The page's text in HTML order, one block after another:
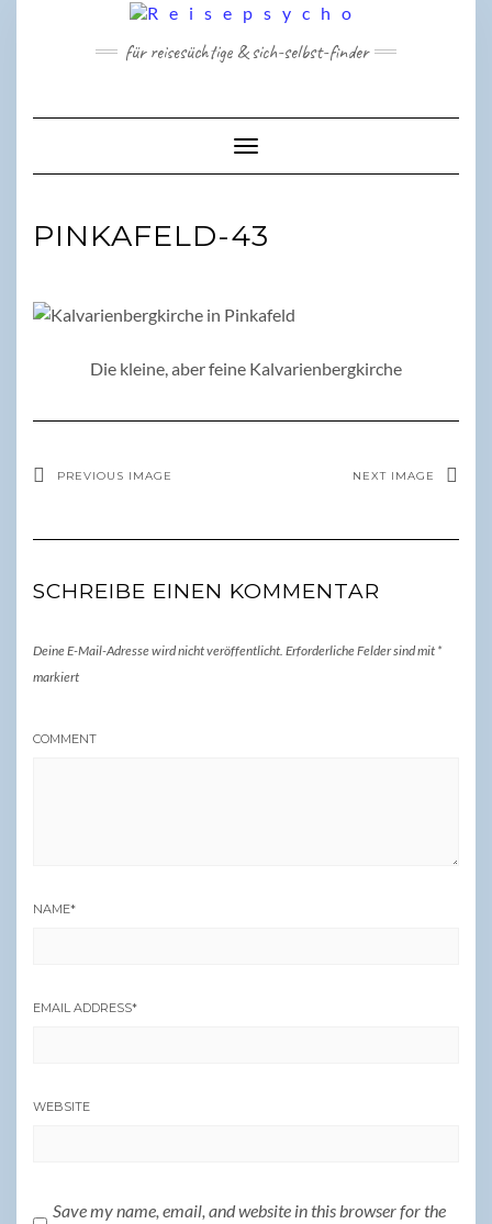
für reisesüchtige & sich-selbst-finder
Toggle Navigation
PINKAFELD-43
Die kleine, aber feine Kalvarienbergkirche
PREVIOUS IMAGE NEXT IMAGE
SCHREIBE EINEN KOMMENTAR
Deine E-Mail-Adresse wird nicht veröffentlicht. Erforderliche Felder sind mit *
markiert
COMMENT
NAME*
EMAIL ADDRESS*
WEBSITE
Save my name, email, and website in this browser for the